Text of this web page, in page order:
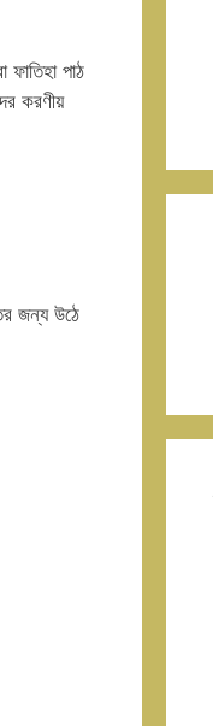
ফাতিহা পাঠ
করণীয়
জন্য উঠে